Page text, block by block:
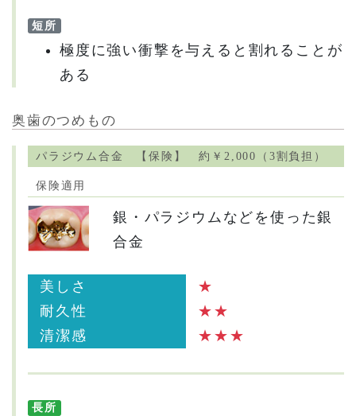
短所
極度に強い衝撃を与えると割れることが
ある
奥歯のつめもの
パラジウム合金 【保険】 約￥2,000（3割負担）
保険適用
銀・パラジウムなどを使った銀
合金
美しさ
★
耐久性
★★
清潔感
★★★
長所